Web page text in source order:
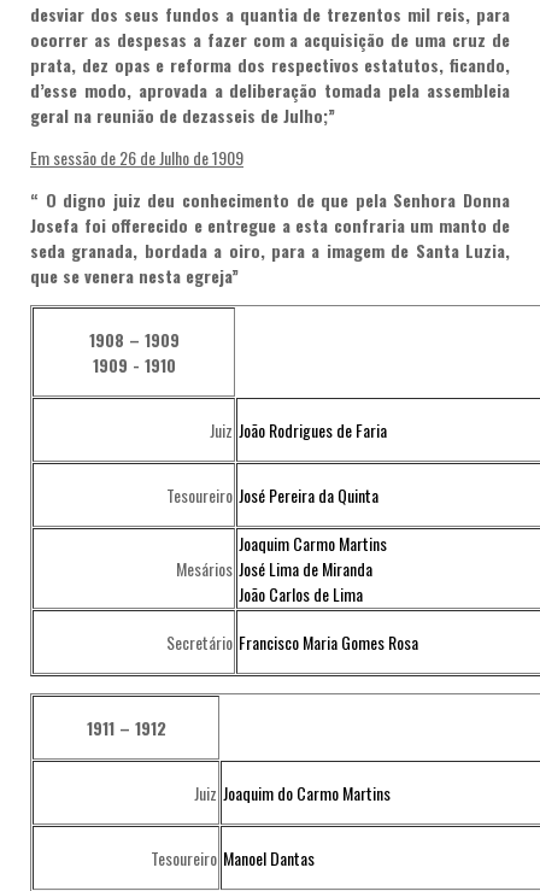
desviar dos seus fundos a quantia de trezentos mil reis, para
ocorrer as despesas a fazer com a acquisição de uma cruz de
prata, dez opas e reforma dos respectivos estatutos, ficando,
d’esse modo, aprovada a deliberação tomada pela assembleia
geral na reunião de dezasseis de Julho;”
Em sessão de 26 de Julho de 1909
“ O digno juiz deu conhecimento de que pela Senhora Donna
Josefa foi offerecido e entregue a esta confraria um manto de
seda granada, bordada a oiro, para a imagem de Santa Luzia,
que se venera nesta egreja”
1908 – 1909
1909 - 1910
Juiz João Rodrigues de Faria
Tesoureiro José Pereira da Quinta
Mesários
Joaquim Carmo Martins
José Lima de Miranda
João Carlos de Lima
Secretário Francisco Maria Gomes Rosa
1911 – 1912
Juiz Joaquim do Carmo Martins
Tesoureiro Manoel Dantas